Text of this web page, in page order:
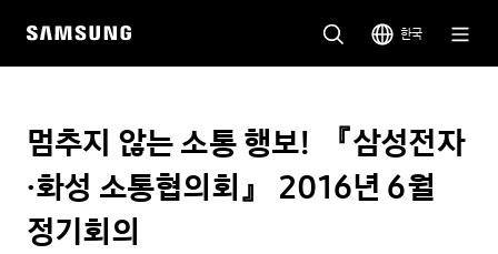
한국
멈추지 않는 소통 행보! 『삼성전자
·화성 소통협의회』 2016년 6월
정기회의